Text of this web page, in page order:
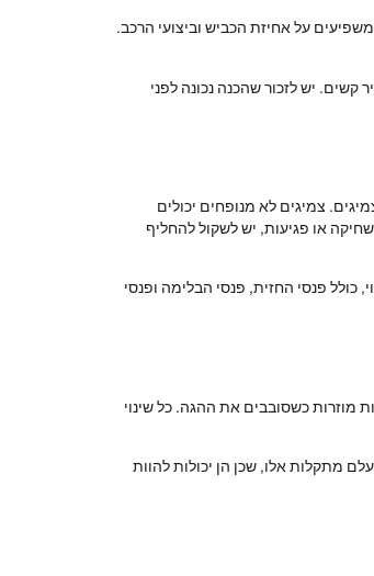
על אחיזת הכביש וביצועי הרכב.
יש לזכור שהכנה נכונה לפני
צמיגים לא מנופחים יכולים
או פגיעות, יש לשקול להחליף
כולל פנסי החזית, פנסי הבלימה ופנסי
מוזרות כשסובבים את ההגה. כל שינוי
מתקלות אלו, שכן הן יכולות להוות